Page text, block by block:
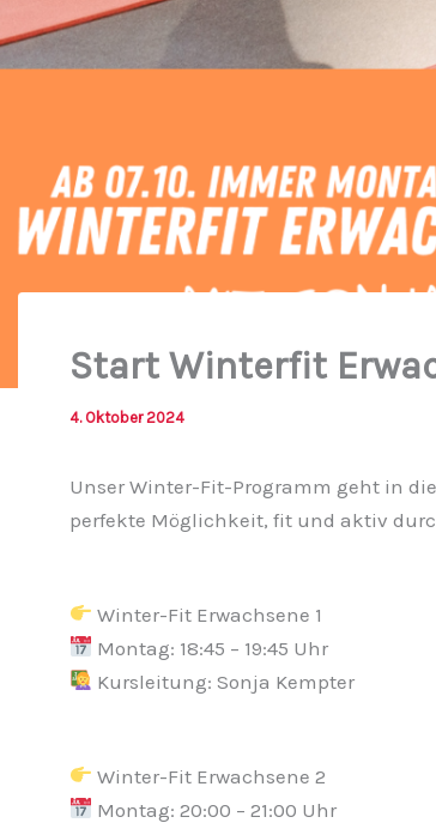
Start Winterfit
4. Oktober 2024
Unser Winter-Fit-Programm geht in
perfekte Möglichkeit, fit und aktiv
Winter-Fit Erwachsene 1
Montag: 18:45 – 19:45 Uhr
Kursleitung: Sonja Kempter
Winter-Fit Erwachsene 2
Montag: 20:00 – 21:00 Uhr